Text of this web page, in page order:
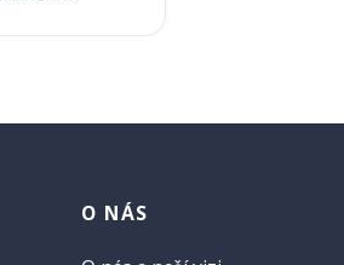
O NÁS